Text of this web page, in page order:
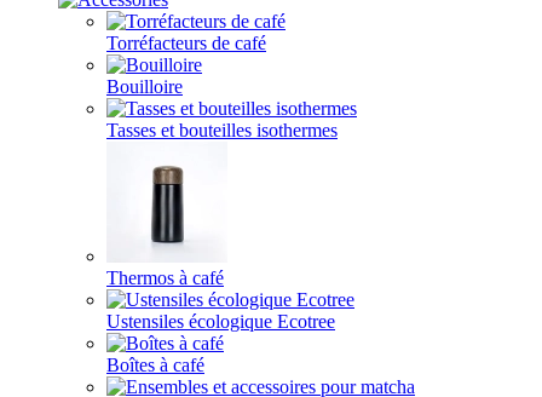
Torréfacteurs de café
Bouilloire
Tasses et bouteilles isothermes
Thermos à café
Ustensiles écologique Ecotree
Boîtes à café